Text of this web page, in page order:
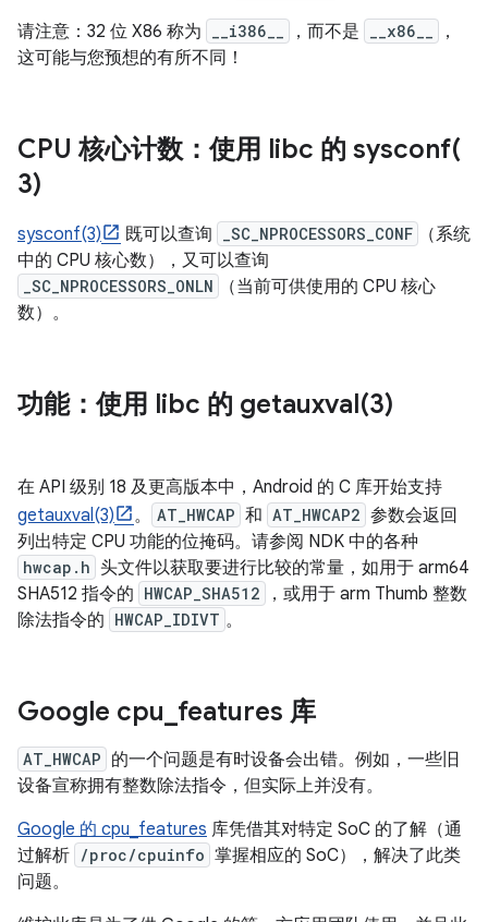
请注意：32 位 X86 称为 __i386__ ，而不是 __x86__
，
这可能与您预想的有所不同！
CPU 核心计数：使用 libc 的 sysconf(
3)
sysconf(3) 既可以查询 _SC_NPROCESSORS_CONF
（系统
中的 CPU 核心数），又可以查询
_SC_NPROCESSORS_ONLN
（当前可供使用的 CPU 核心
数）。
功能：使用 libc 的 getauxval(3)
在 API 级别 18 及更高版本中，Android 的 C 库开始支持
getauxval(3)
。 AT_HWCAP 和 AT_HWCAP2 参数会返回
列出特定 CPU 功能的位掩码。请参阅 NDK 中的各种
hwcap.h 头文件以获取要进行比较的常量，如用于 arm64
SHA512 指令的 HWCAP_SHA512
，或用于 arm Thumb 整数
除法指令的 HWCAP_IDIVT 。
Google cpu features 库
AT_HWCAP 的一个问题是有时设备会出错。例如，一些旧
设备宣称拥有整数除法指令，但实际上并没有。
Google 的 cpu_features 库凭借其对特定 SoC 的了解（通
过解析 /proc/cpuinfo 掌握相应的 SoC），解决了此类
问题。